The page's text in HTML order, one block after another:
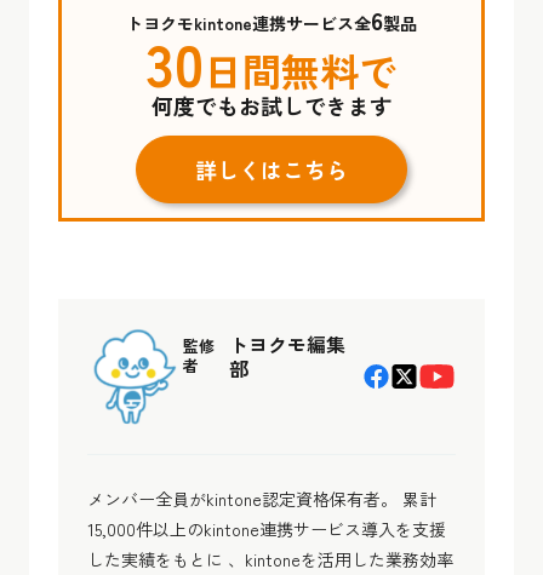
トヨクモkintone連携サービス全6製品
30日間無料で
何度でもお試しできます
詳しくはこちら
監修
者
トヨクモ編集
部
メンバー全員がkintone認定資格保有者。 累計
15,000件以上のkintone連携サービス導入を支援
した実績をもとに 、kintoneを活用した業務効率